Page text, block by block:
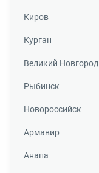
Киров
Курган
Великий Новгород
Рыбинск
Новороссийск
Армавир
Анапа